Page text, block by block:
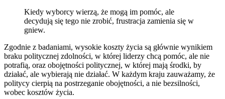
Kiedy wyborcy wierzą, że mogą im pomóc, ale
decydują się tego nie zrobić, frustracja zamienia się w
gniew.
Zgodnie z badaniami, wysokie koszty życia są głównie wynikiem
braku politycznej zdolności, w której liderzy chcą pomóc, ale nie
potrafią, oraz obojętności politycznej, w której mają środki, by
działać, ale wybierają nie działać. W każdym kraju zauważamy, że
politycy cierpią na postrzeganie obojętności, a nie bezsilności,
wobec kosztów życia.